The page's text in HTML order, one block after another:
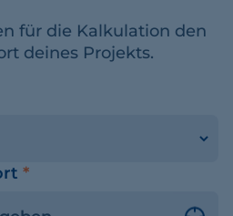
für die Kalkulation den
deines Projekts.
*